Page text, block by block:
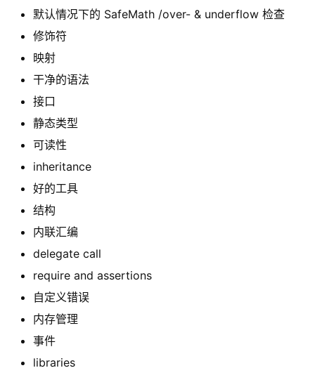
默认情况下的 SafeMath /over- & underflow 检查
修饰符
映射
干净的语法
接口
静态类型
可读性
inheritance
好的工具
结构
内联汇编
delegate call
require and assertions
自定义错误
内存管理
事件
libraries